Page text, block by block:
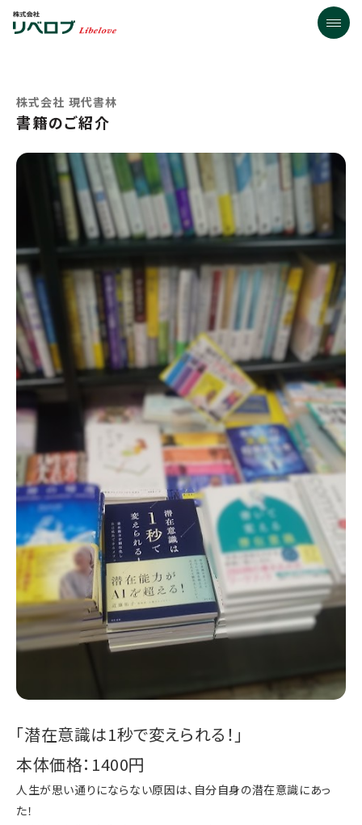
株式会社 現代書林
書籍のご紹介
「潜在意識は1秒で変えられる！」
本体価格：1400円
人生が思い通りにならない原因は、自分自身の潜在意識にあっ
た！